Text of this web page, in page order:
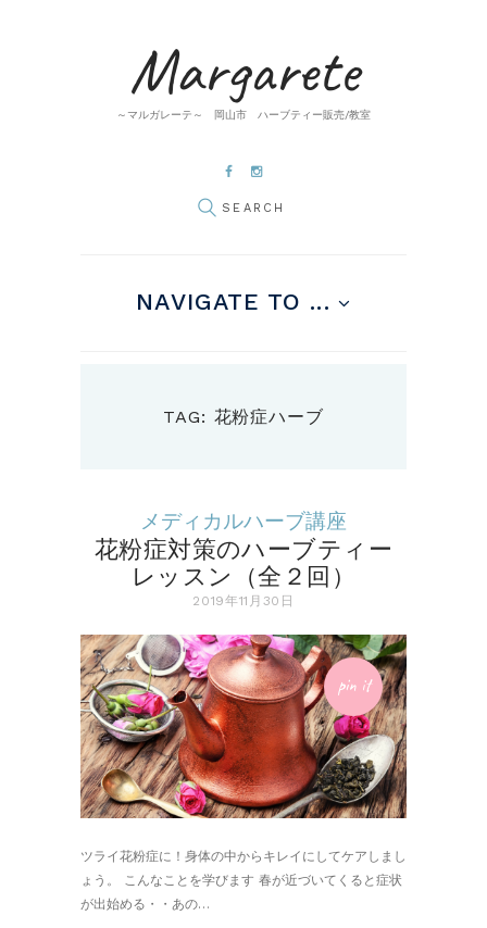
Margarete
～マルガレーテ～ 岡山市 ハーブティー販売/教室
NAVIGATE TO ...
TAG: 花粉症ハーブ
メディカルハーブ講座
花粉症対策のハーブティー
レッスン（全２回）
2019年11月30日
pin it
ツライ花粉症に！身体の中からキレイにしてケアしまし
ょう。 こんなことを学びます 春が近づいてくると症状
が出始める・・あの…